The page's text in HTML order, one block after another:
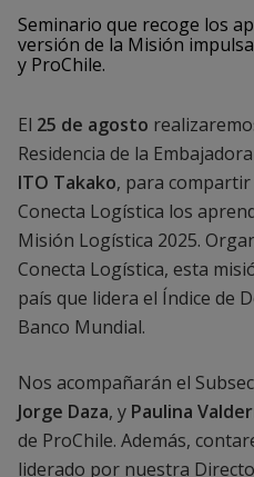
Seminario que recoge los
versión de la Misión
y ProChile.
El 25 de agosto
Residencia de la
ITO Takako, para compartir
Conecta Logística los
Misión Logística 2025.
Conecta Logística, esta
país que lidera el Índice de
Banco Mundial.
Nos acompañarán el
Jorge Daza, y Paulina
de ProChile. Además,
liderado por nuestra